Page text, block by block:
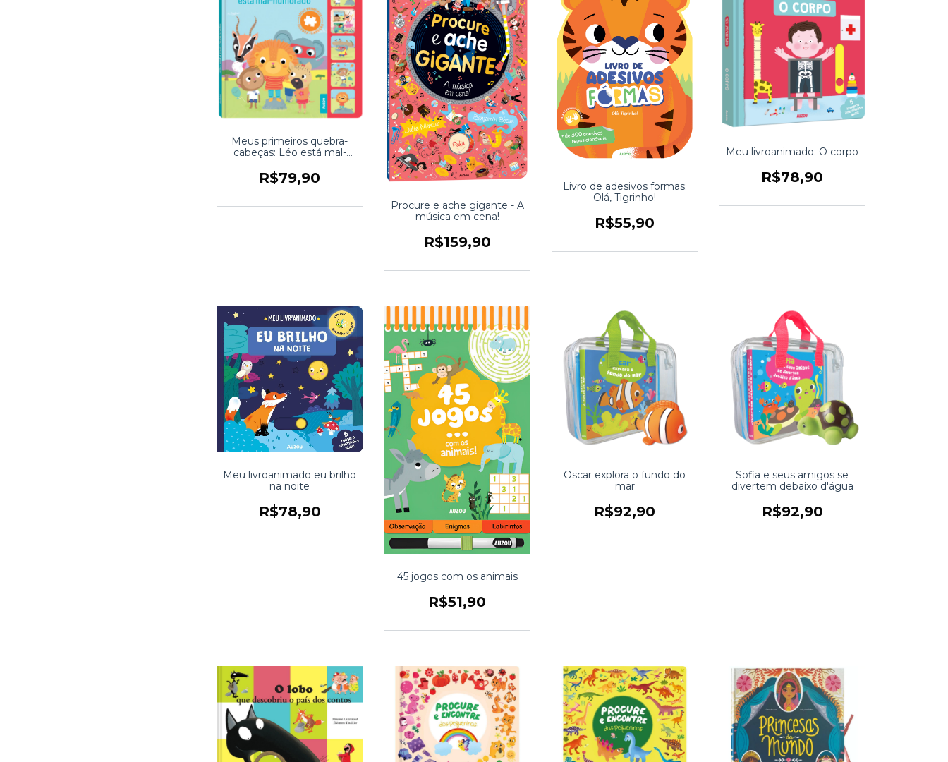
Meus primeiros quebra-
cabeças: Léo está mal-
R$79,90
Procure e ache gigante - A
música em cena!
R$159,90
Livro de adesivos formas:
Olá, Tigrinho!
R$55,90
Meu livroanimado: O corpo
R$78,90
Meu livroanimado eu brilho
na noite
R$78,90
45 jogos com os animais
R$51,90
Oscar explora o fundo do
mar
R$92,90
Sofia e seus amigos se
divertem debaixo d'água
R$92,90